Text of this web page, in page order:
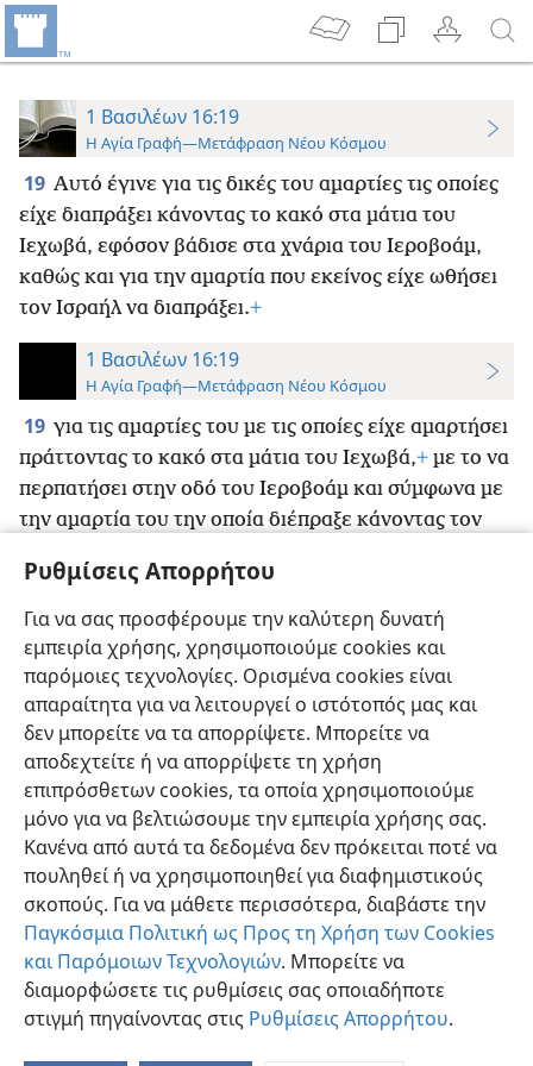
Ρυθμίσεις Απορρήτου
Για να σας προσφέρουμε την καλύτερη δυνατή
εμπειρία χρήσης, χρησιμοποιούμε cookies και
παρόμοιες τεχνολογίες. Ορισμένα cookies είναι
απαραίτητα για να λειτουργεί ο ιστότοπός μας και
δεν μπορείτε να τα απορρίψετε. Μπορείτε να
αποδεχτείτε ή να απορρίψετε τη χρήση
επιπρόσθετων cookies, τα οποία χρησιμοποιούμε
μόνο για να βελτιώσουμε την εμπειρία χρήσης σας.
Κανένα από αυτά τα δεδομένα δεν πρόκειται ποτέ να
πουληθεί ή να χρησιμοποιηθεί για διαφημιστικούς
σκοπούς. Για να μάθετε περισσότερα, διαβάστε την
Παγκόσμια Πολιτική ως Προς τη Χρήση των Cookies
και Παρόμοιων Τεχνολογιών. Μπορείτε να
διαμορφώσετε τις ρυθμίσεις σας οποιαδήποτε
στιγμή πηγαίνοντας στις Ρυθμίσεις Απορρήτου.
1 Βασιλέων 16:19
Η Αγία Γραφή—Μετάφραση Νέου Κόσμου
19 Αυτό έγινε για τις δικές του αμαρτίες τις οποίες
είχε διαπράξει κάνοντας το κακό στα μάτια του
Ιεχωβά, εφόσον βάδισε στα χνάρια του Ιεροβοάμ,
καθώς και για την αμαρτία που εκείνος είχε ωθήσει
τον Ισραήλ να διαπράξει.+
1 Βασιλέων 16:19
Η Αγία Γραφή—Μετάφραση Νέου Κόσμου
19 για τις αμαρτίες του με τις οποίες είχε αμαρτήσει
πράττοντας το κακό στα μάτια του Ιεχωβά,+ με το να
περπατήσει στην οδό του Ιεροβοάμ και σύμφωνα με
την αμαρτία του την οποία διέπραξε κάνοντας τον
Ευρετήριο Εκδόσεων Σκοπιάς 1950-1985
16:19 ns 136
Ελληνική Προτιμήσεις
Copyright© 2026 Watch Tower Bible and Tract Society of Pennsylvania
Όροι Χρήσης Πολιτική Απορρήτου
Ρυθμίσεις Απορρήτου
JW.ORG
Σύνδεση